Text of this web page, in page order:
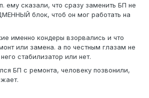
ему сказали, что сразу заменить БП не
блок, чтоб он мог работать на
именно кондеры взорвались и что
или замена. а по честным глазам не
стабилизатор или нет.
БП с ремонта, человеку позвонили,